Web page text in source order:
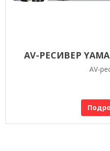
AV-РЕСИВЕР
AV-